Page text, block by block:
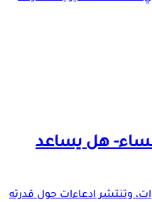
هل يساعد
وتنتشر ادعاءات حول قدرته